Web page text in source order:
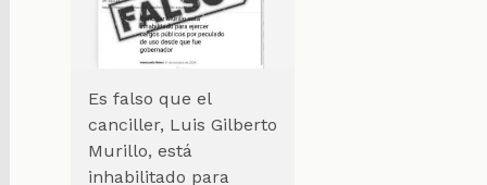
Es falso que el
canciller, Luis Gilberto
Murillo, está
inhabilitado para